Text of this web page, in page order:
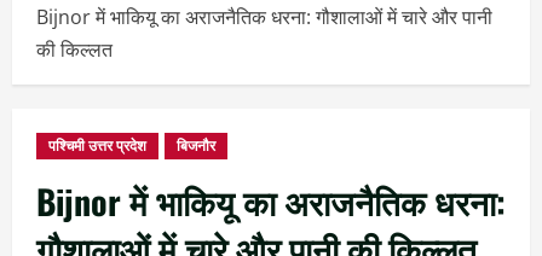
Bijnor में भाकियू का अराजनैतिक धरना: गौशालाओं में चारे और पानी
की किल्लत
पश्चिमी उत्तर प्रदेश बिजनौर
Bijnor में भाकियू का अराजनैतिक धरना: